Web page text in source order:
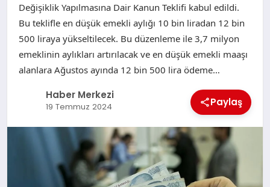
SAĞLIK
TEKNOLOJI
Değişiklik Yapılmasına Dair Kanun Teklifi kabul edildi.
Bu teklifle en düşük emekli aylığı 10 bin liradan 12 bin
500 liraya yükseltilecek. Bu düzenleme ile 3,7 milyon
emeklinin aylıkları artırılacak ve en düşük emekli maaşı
alanlara Ağustos ayında 12 bin 500 lira ödeme…
Haber Merkezi
19 Temmuz 2024 Paylaş